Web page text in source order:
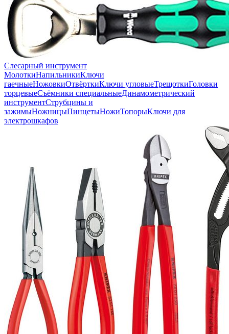
Слесарный инструмент
МолоткиНапильникиКлючи
гаечныеНожовкиОтвёрткиКлючи угловыеТрещоткиГоловки
торцевыеСъёмники специальныеДинамометрический
инструментСтрубцины и
зажимыНожницыПинцетыНожиТопорыКлючи для
электрошкафов